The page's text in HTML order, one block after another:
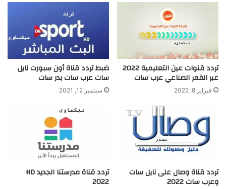
تردد قنوات عين التعليمية 2022
عبر القمر الصناعي عرب سات
فبراير 8, 2022
ضبط تردد قناة أون سبورت نايل
سات عرب سات بدر سات
سبتمبر 12, 2021
تردد قناة وصال على نايل سات
وعرب سات 2022
تردد قناة مدرستنا الجديد HD
2022